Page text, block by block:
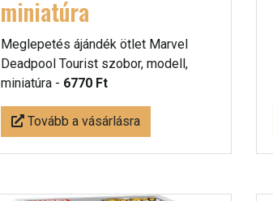
miniatúra
Meglepetés ájándék ötlet Marvel
Deadpool Tourist szobor, modell,
miniatúra - 6770 Ft
Tovább a vásárlásra